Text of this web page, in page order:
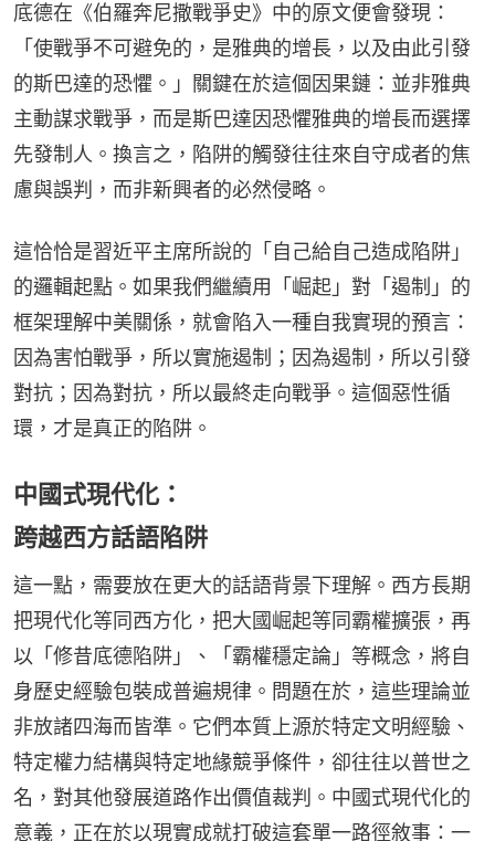
底德在《伯羅奔尼撒戰爭史》中的原文便會發現：
「使戰爭不可避免的，是雅典的增長，以及由此引發
的斯巴達的恐懼。」關鍵在於這個因果鏈：並非雅典
主動謀求戰爭，而是斯巴達因恐懼雅典的增長而選擇
先發制人。換言之，陷阱的觸發往往來自守成者的焦
慮與誤判，而非新興者的必然侵略。
這恰恰是習近平主席所說的「自己給自己造成陷阱」
的邏輯起點。如果我們繼續用「崛起」對「遏制」的
框架理解中美關係，就會陷入一種自我實現的預言：
因為害怕戰爭，所以實施遏制；因為遏制，所以引發
對抗；因為對抗，所以最終走向戰爭。這個惡性循
環，才是真正的陷阱。
中國式現代化：
跨越西方話語陷阱
這一點，需要放在更大的話語背景下理解。西方長期
把現代化等同西方化，把大國崛起等同霸權擴張，再
以「修昔底德陷阱」、「霸權穩定論」等概念，將自
身歷史經驗包裝成普遍規律。問題在於，這些理論並
非放諸四海而皆準。它們本質上源於特定文明經驗、
特定權力結構與特定地緣競爭條件，卻往往以普世之
名，對其他發展道路作出價值裁判。中國式現代化的
意義，正在於以現實成就打破這套單一路徑敘事：一